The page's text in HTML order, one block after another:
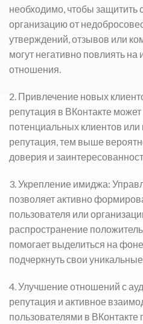
необходимо, чтобы защитить
организацию от
утверждений, отзывов или
могут негативно повлиять
отношения.
2. Привлечение новых
репутация в ВКонтакте
потенциальных клиентов
репутация, тем выше
доверия и
3. Укрепление имиджа:
позволяет активно
пользователя или
распространение
помогает выделиться на
подчеркнуть свои
4. Улучшение отношений с
репутация и активное
пользователями в